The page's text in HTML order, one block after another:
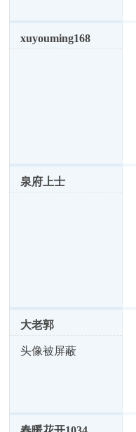
xuyouming168
泉府上士
大老郭
头像被屏蔽